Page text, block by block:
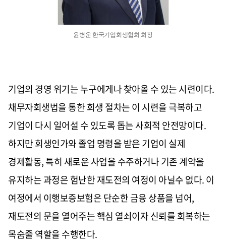
윤병운 한국기업회생협회 회장
기업의 경영 위기는 누구에게나 찾아올 수 있는 시련이다.
채무자회생법을 통한 회생 절차는 이 시련을 극복하고
기업이 다시 일어설 수 있도록 돕는 사회적 안전망이다.
하지만 회생인가와 졸업 명령을 받은 기업이 실제
경제활동, 특히 새로운 사업을 수주하거나 기존 계약을
유지하는 과정은 험난한 재도전의 여정이 아닐수 없다. 이
여정에서 이행보증보험은 단순한 금융 상품을 넘어,
재도전의 문을 열어주는 핵심 열쇠이자 신뢰를 회복하는
목숨줄 역할을 수행한다.